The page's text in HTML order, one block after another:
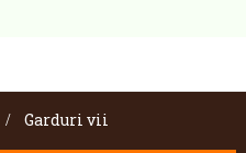
> Garduri vii